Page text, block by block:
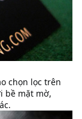
chọn lọc trên
bề mặt mờ,